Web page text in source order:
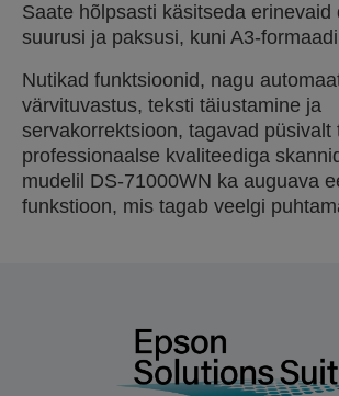
Saate hõlpsasti käsitseda erinevaid
suurusi ja paksusi, kuni A3-
Nutikad funktsioonid, nagu
värvituvastus, teksti täiustamine ja
servakorrektsioon, tagavad püsivalt
professionaalse kvaliteediga
mudelil DS-71000WN ka auguava
funkstioon, mis tagab veelgi